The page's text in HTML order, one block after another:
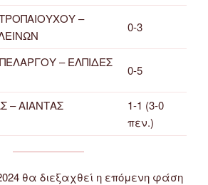
–
0-3
– ΕΛΠΙΔΕΣ
0-5
– ΑΙΑΝΤΑΣ
1-1 (3-0
πεν.)
θα διεξαχθεί η επόμενη φάση